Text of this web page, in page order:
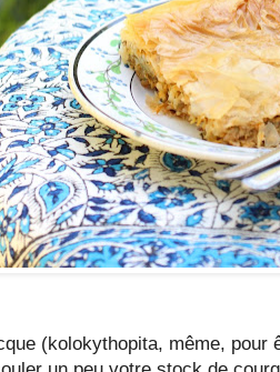
(kolokythopita, même, pour